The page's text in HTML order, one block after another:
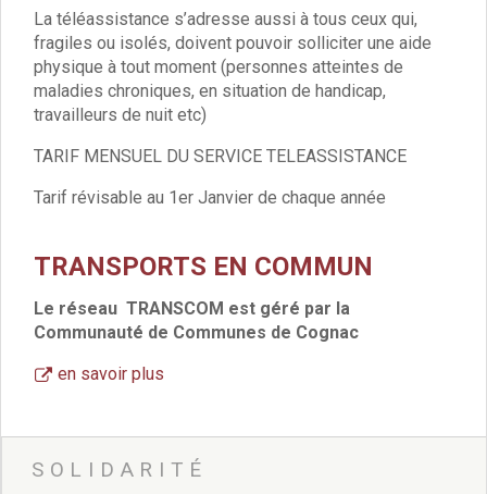
Rapports annuels des services
Vie culturelle et patrimoine
Sites culturels
la Médiathèque
Conservatoire
les Salles d’exposition
Expositions 2018
Expositions 2017
Expositions 2016
Expositions 2014
Expositions 2011
Expositions 2010
La téléassistance s’adresse aussi à tous ceux qui,
fragiles ou isolés, doivent pouvoir solliciter une aide
physique à tout moment (personnes atteintes de
maladies chroniques, en situation de handicap,
travailleurs de nuit etc)
TARIF MENSUEL DU SERVICE TELEASSISTANCE
Tarif révisable au 1er Janvier de chaque année
TRANSPORTS EN COMMUN
Le réseau TRANSCOM est géré par la
Communauté de Communes de Cognac
en savoir plus
SOLIDARITÉ